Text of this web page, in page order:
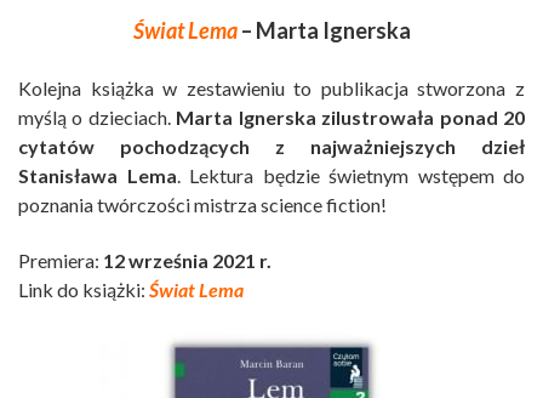
Świat Lema– Marta Ignerska
Kolejna książka w zestawieniu to publikacja stworzona z
myślą o dzieciach. Marta Ignerska zilustrowała ponad 20
cytatów pochodzących z najważniejszych dzieł
Stanisława Lema . Lektura będzie świetnym wstępem do
poznania twórczości mistrza science fiction!
Premiera: 12 września 2021 r.
Link do książki: Świat Lema